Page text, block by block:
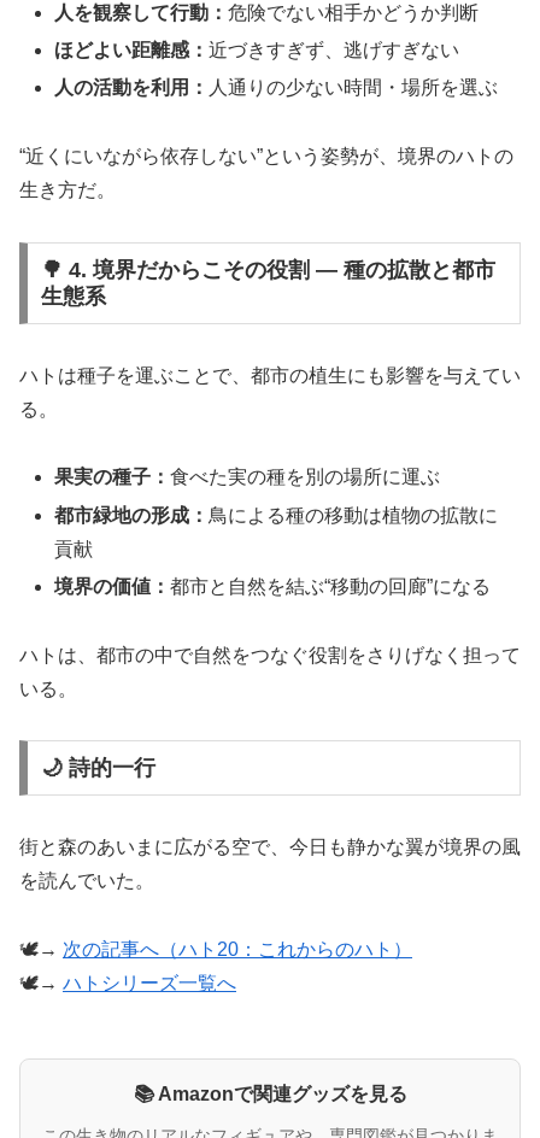
人を観察して行動：危険でない相手かどうか判断
ほどよい距離感：近づきすぎず、逃げすぎない
人の活動を利用： 人通りの少ない時間・場所を選ぶ
“近くにいながら依存しない”という姿勢が、境界のハトの
生き方だ。
🌳 4. 境界だからこその役割 ― 種の拡散と都市
生態系
ハトは種子を運ぶことで、都市の植生にも影響を与えてい
る。
果実の種子：食べた実の種を別の場所に運ぶ
都市緑地の形成： 鳥による種の移動は植物の拡散に
貢献
境界の価値：都市と自然を結ぶ“移動の回廊”になる
ハトは、都市の中で自然をつなぐ役割をさりげなく担って
いる。
🌙 詩的一行
街と森のあいまに広がる空で、今日も静かな翼が境界の風
を読んでいた。
🕊️→ 次の記事へ（ハト20：これからのハト）
🕊️→ ハトシリーズ一覧へ
📚 Amazonで関連グッズを見る